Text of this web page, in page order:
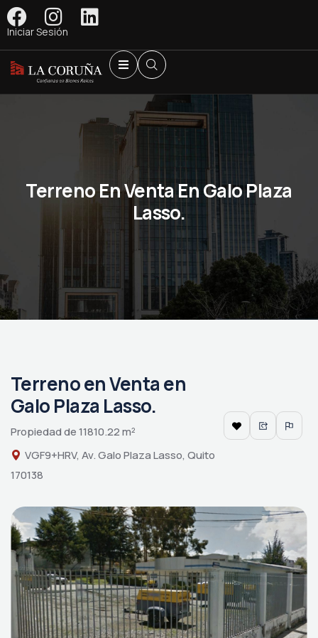
Iniciar Sesión
Terreno En Venta En Galo Plaza
Lasso.
Terreno en Venta en
Galo Plaza Lasso.
Propiedad de 11810.22 m²
VGF9+HRV, Av. Galo Plaza Lasso, Quito
170138